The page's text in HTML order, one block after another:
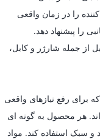
را در زمان واقعی
را پیشنهاد دهد.
از جمله شارژر و کابل،
برای رفع نیازهای واقعی
هر محصول به گونه ای
سبک استفاده کند. مواد